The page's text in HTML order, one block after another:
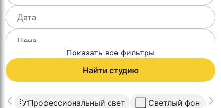
Показать все фильтры
Найти студию
💡Профессиональный свет ⬜️ Светлый фон ⬛️